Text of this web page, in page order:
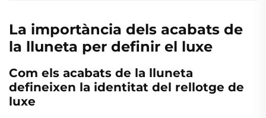
La importància dels acabats de
la lluneta per definir el luxe
Com els acabats de la lluneta
defineixen la identitat del rellotge de
luxe